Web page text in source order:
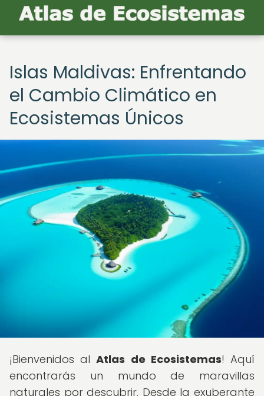
Islas Maldivas: Enfrentando
el Cambio Climático en
Ecosistemas Únicos
¡Bienvenidos alAtlas de Ecosistemas! Aquí
encontrarás un mundo de maravillas
naturales por descubrir. Desde la exuberante